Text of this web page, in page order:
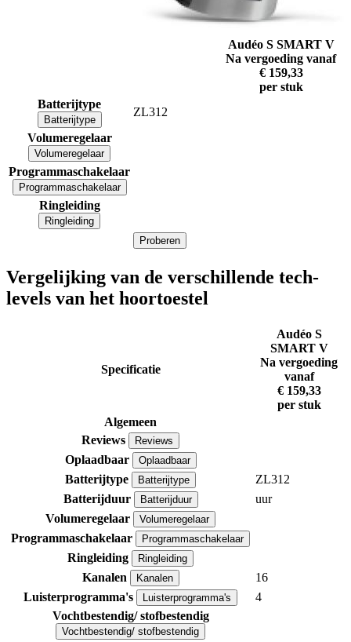
Audéo S SMART V
Na vergoeding vanaf
€ 159,33
per stuk
Batterijtype
Batterijtype
ZL312
Volumeregelaar
Volumeregelaar
Programmaschakelaar
Programmaschakelaar
Ringleiding
Ringleiding
Proberen
Vergelijking van de verschillende tech-
levels van het hoortoestel
Specificatie
Audéo S
SMART V
Na vergoeding
vanaf
€ 159,33
per stuk
Algemeen
Reviews
Reviews
Oplaadbaar Oplaadbaar
Batterijtype Batterijtype
ZL312
Batterijduur
Batterijduur
uur
Volumeregelaar
Volumeregelaar
Programmaschakelaar Programmaschakelaar
Ringleiding Ringleiding
Kanalen Kanalen
16
Luisterprogramma's
Luisterprogramma's
4
Vochtbestendig/ stofbestendig
Vochtbestendig/ stofbestendig